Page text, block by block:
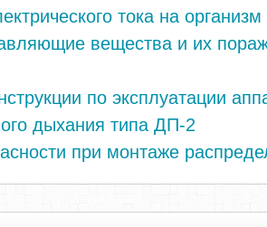
тока на
вещества и их
по эксплуатации
дыхания типа ДП-2
при монтаже